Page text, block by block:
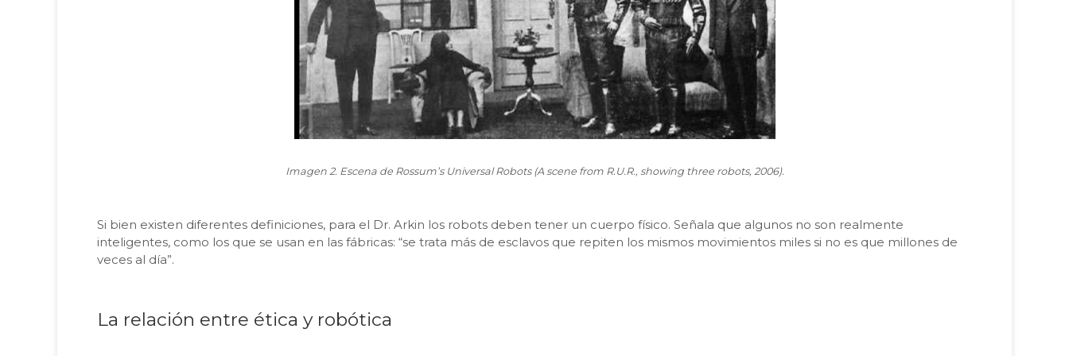
Imagen 2. Escena de Rossum’s Universal Robots (A scene from R.U.R., showing three robots, 2006).
Si bien existen diferentes definiciones, para el Dr. Arkin los robots deben tener un cuerpo físico. Señala que algunos no son realmente
inteligentes, como los que se usan en las fábricas: “se trata más de esclavos que repiten los mismos movimientos miles si no es que millones de
veces al día”.
La relación entre ética y robótica